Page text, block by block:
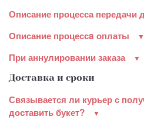
Описание процесса передачи
Описание процессa оплаты
При аннулировании заказа
Доставка и сроки
Связывается ли курьер с
доставить букет?